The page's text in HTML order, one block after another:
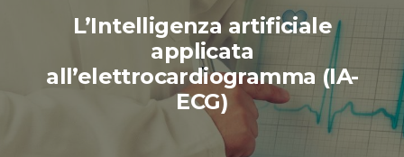
L’Intelligenza artificiale
applicata
all’elettrocardiogramma (IA-
ECG)